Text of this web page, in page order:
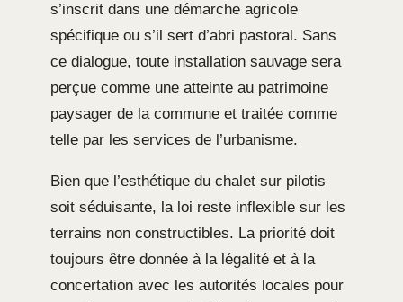
s’inscrit dans une démarche agricole
spécifique ou s’il sert d’abri pastoral. Sans
ce dialogue, toute installation sauvage sera
perçue comme une atteinte au patrimoine
paysager de la commune et traitée comme
telle par les services de l’urbanisme.
Bien que l’esthétique du chalet sur pilotis
soit séduisante, la loi reste inflexible sur les
terrains non constructibles. La priorité doit
toujours être donnée à la légalité et à la
concertation avec les autorités locales pour